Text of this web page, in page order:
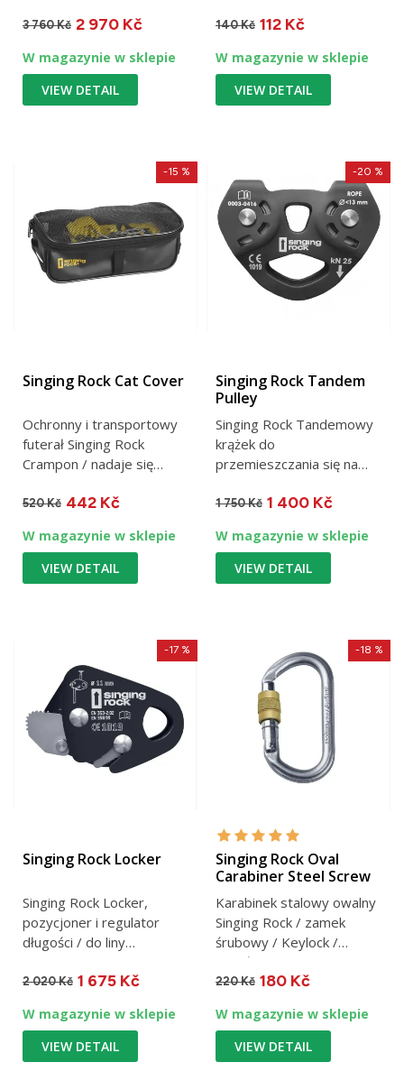
3 760 Kč 2 970 Kč
W magazynie w sklepie
VIEW DETAIL
140 Kč 112 Kč
W magazynie w sklepie
VIEW DETAIL
Singing Rock Cat Cover
Ochronny i transportowy
futerał Singing Rock
Crampon / nadaje się
przechowywania śrub...
520 Kč
-15 %
442 Kč
W magazynie w sklepie
VIEW DETAIL
Singing Rock Tandem
Pulley
Singing Rock Tandemowy
krążek do
przemieszczania się na
stalowych
1 750 Kč
-20 %
1 400 Kč
W magazynie w sklepie
VIEW DETAIL
Singing Rock Locker
Singing Rock Locker,
pozycjoner i regulator
długości / do liny
2 020 Kč
-17 %
1 675 Kč
W magazynie w sklepie
VIEW DETAIL
Singing Rock Oval
Carabiner Steel Screw
Karabinek stalowy owalny
Singing Rock / zamek
śrubowy / Keylock /
prześwit 18 mm / 30 kN /
176 g
220 Kč
-18 %
180 Kč
W magazynie w sklepie
VIEW DETAIL